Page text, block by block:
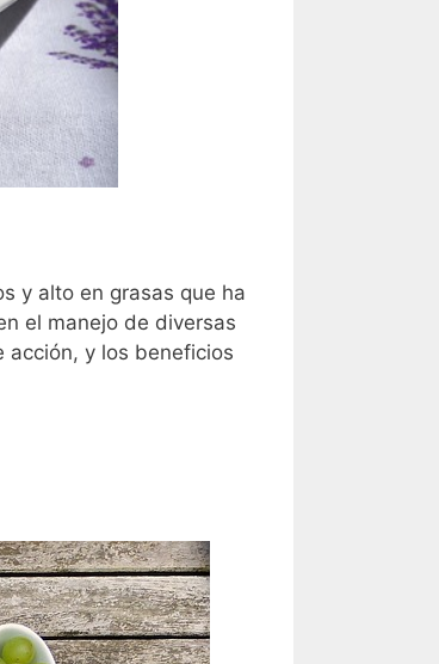
y alto en grasas que ha
el manejo de diversas
acción, y los beneficios